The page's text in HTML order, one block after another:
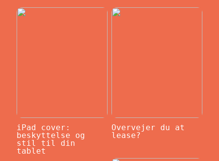
iPad cover:
beskyttelse og
stil til din
tablet
Overvejer du at
lease?